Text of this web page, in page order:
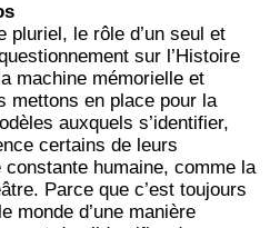
le rôle d’un seul et
sur l’Histoire
machine mémorielle et
mettons en place pour la
auxquels s’identifier,
certains de leurs
humaine, comme la
Parce que c’est toujours
monde d’une manière